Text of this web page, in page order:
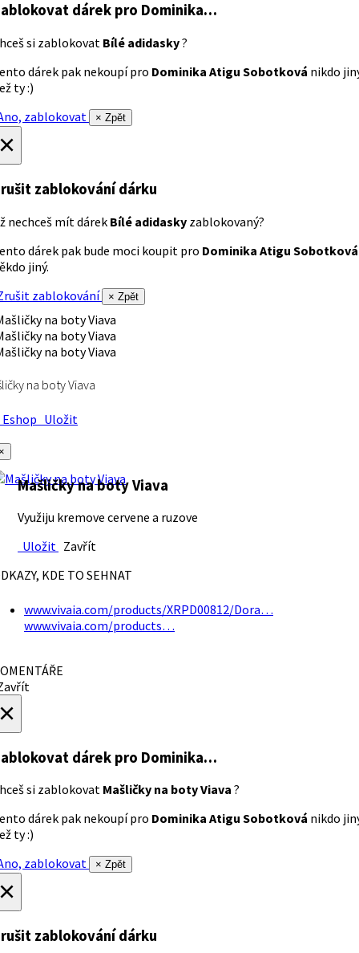
dárek pro Dominika…
si zablokovat Bílé adidasky?
dárek pak nekoupí pro Dominika Atigu Sobotková nikdo
ty :)
zablokovat
× Zpět
zablokování dárku
nechceš mít dárek Bílé adidasky zablokovaný?
dárek pak bude moci koupit pro Dominika Atigu Sobotková
jiný.
zablokování
× Zpět
na boty Viava
Uložit
Mašličky na boty Viava
Využiju kremove cervene a ruzove
Uložit Zavřít
KDE TO SEHNAT
www.vivaia.com/products/XRPD00812/Dora…
www.vivaia.com/products…
dárek pro Dominika…
si zablokovat Mašličky na boty Viava ?
dárek pak nekoupí pro Dominika Atigu Sobotková nikdo
ty :)
zablokovat
× Zpět
zablokování dárku